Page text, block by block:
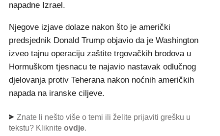
napadne Izrael.
Njegove izjave dolaze nakon što je američki
predsjednik Donald Trump objavio da je Washington
izveo tajnu operaciju zaštite trgovačkih brodova u
Hormuškom tjesnacu te najavio nastavak odlučnog
djelovanja protiv Teherana nakon noćnih američkih
napada na iranske ciljeve.
Znate li nešto više o temi ili želite prijaviti grešku u
tekstu? Kliknite ovdje.